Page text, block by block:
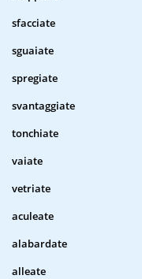
sfacciate
sguaiate
spregiate
svantaggiate
tonchiate
vaiate
vetriate
aculeate
alabardate
alleate